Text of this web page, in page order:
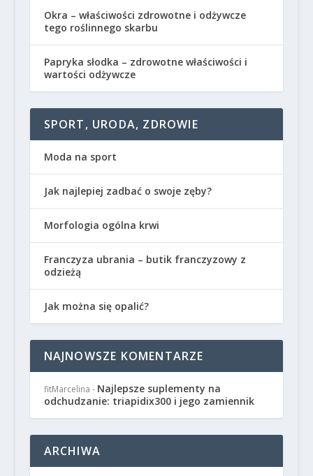
Okra – właściwości zdrowotne i odżywcze
tego roślinnego skarbu
Papryka słodka – zdrowotne właściwości i
wartości odżywcze
SPORT, URODA, ZDROWIE
Moda na sport
Jak najlepiej zadbać o swoje zęby?
Morfologia ogólna krwi
Franczyza ubrania – butik franczyzowy z
odzieżą
Jak można się opalić?
NAJNOWSZE KOMENTARZE
fitMarcelina - Najlepsze suplementy na
odchudzanie: triapidix300 i jego zamiennik
ARCHIWA